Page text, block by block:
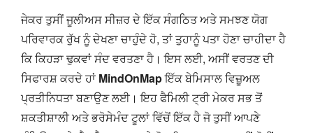
ਜੇਕਰ ਤੁਸੀਂ ਜੂਲੀਅਸ ਸੀਜ਼ਰ ਦੇ ਇੱਕ ਸੰਗਠਿਤ ਅਤੇ ਸਮਝਣ ਯੋਗ
ਪਰਿਵਾਰਕ ਰੁੱਖ ਨੂੰ ਦੇਖਣਾ ਚਾਹੁੰਦੇ ਹੋ, ਤਾਂ ਤੁਹਾਨੂੰ ਪਤਾ ਹੋਣਾ ਚਾਹੀਦਾ ਹੈ
ਕਿ ਕਿਹੜਾ ਢੁਕਵਾਂ ਸੰਦ ਵਰਤਣਾ ਹੈ। ਇਸ ਲਈ, ਅਸੀਂ ਵਰਤਣ ਦੀ
ਸਿਫਾਰਸ਼ ਕਰਦੇ ਹਾਂ MindOnMapਇੱਕ ਬੇਮਿਸਾਲ ਵਿਜ਼ੂਅਲ
ਪ੍ਰਤੀਨਿਧਤਾ ਬਣਾਉਣ ਲਈ। ਇਹ ਫੈਮਿਲੀ ਟ੍ਰੀ ਮੇਕਰ ਸਭ ਤੋਂ
ਸ਼ਕਤੀਸ਼ਾਲੀ ਅਤੇ ਭਰੋਸੇਮੰਦ ਟੂਲਾਂ ਵਿੱਚੋਂ ਇੱਕ ਹੈ ਜੋ ਤੁਸੀਂ ਆਪਣੇ